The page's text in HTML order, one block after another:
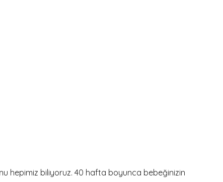
hepimiz biliyoruz. 40 hafta boyunca bebeğinizin